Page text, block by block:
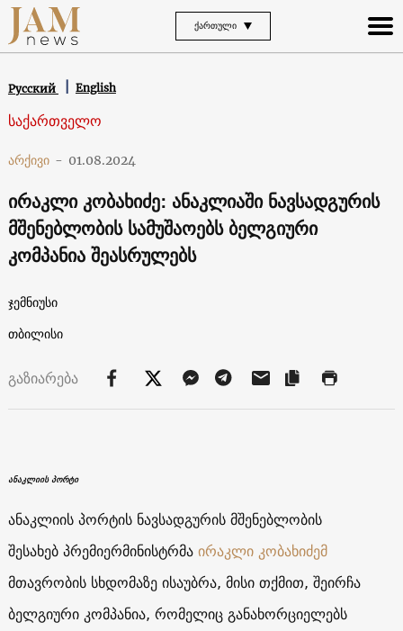
ᲥᲐᲠᲗᲣᲚᲘ
Русский English
საქართველო
არქივი - 01.08.2024
ირაკლი კობახიძე: ანაკლიაში ნავსადგურის
მშენებლობის სამუშაოებს ბელგიური
კომპანია შეასრულებს
ჯემნიუსი
თბილისი
გაზიარება
ანაკლიის პორტი
ანაკლიის პორტის ნავსადგურის მშენებლობის
შესახებ პრემიერმინისტრმაირაკლი კობახიძემ
მთავრობის სხდომაზე ისაუბრა, მისი თქმით, შეირჩა
ბელგიური კომპანია, რომელიც განახორციელებს